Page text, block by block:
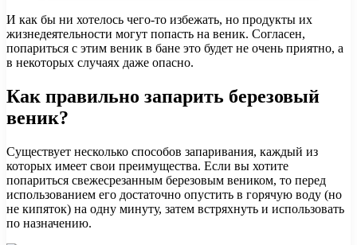
И как бы ни хотелось чего-то избежать, но продукты их
жизнедеятельности могут попасть на веник. Согласен,
попариться с этим веник в бане это будет не очень приятно, а
в некоторых случаях даже опасно.
Как правильно запарить березовый
веник?
Существует несколько способов запаривания, каждый из
которых имеет свои преимущества. Если вы хотите
попариться свежесрезанным березовым веником, то перед
использованием его достаточно опустить в горячую воду (но
не кипяток) на одну минуту, затем встряхнуть и использовать
по назначению.